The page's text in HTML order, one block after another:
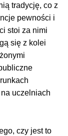
tradycję, co z
pewności i
stoi za nimi
się z kolei
uczelniach
czy jest to